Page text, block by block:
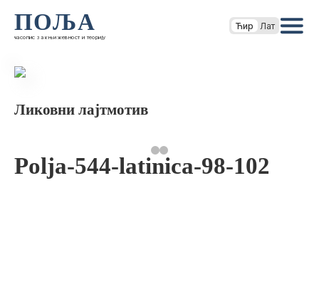
ПОЉА
часопис за књижевност и теорију
Ћир Лат
Ликовни лајтмотив
Polja-544-latinica-98-102